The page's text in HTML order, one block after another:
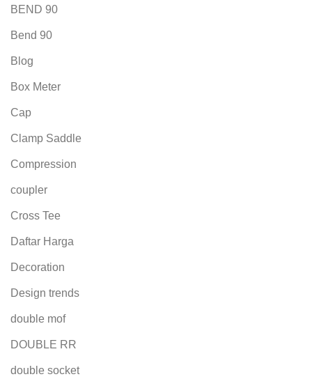
BEND 90
Bend 90
Blog
Box Meter
Cap
Clamp Saddle
Compression
coupler
Cross Tee
Daftar Harga
Decoration
Design trends
double mof
DOUBLE RR
double socket